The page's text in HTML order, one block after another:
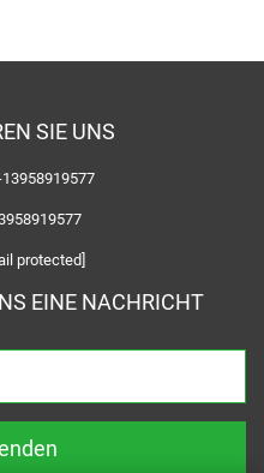
SIE UNS
protected]
EINE NACHRICHT